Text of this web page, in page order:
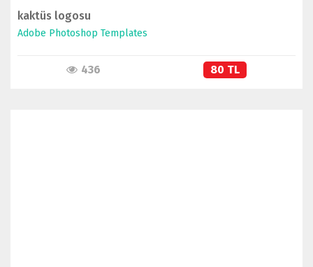
kaktüs logosu
Adobe Photoshop Templates
436 80 TL